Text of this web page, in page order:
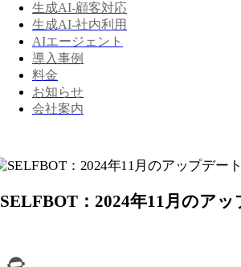
生成AI-顧客対応
生成AI-社内利用
AIエージェント
導入事例
料金
お知らせ
会社案内
SELFBOT：2024年11月のア